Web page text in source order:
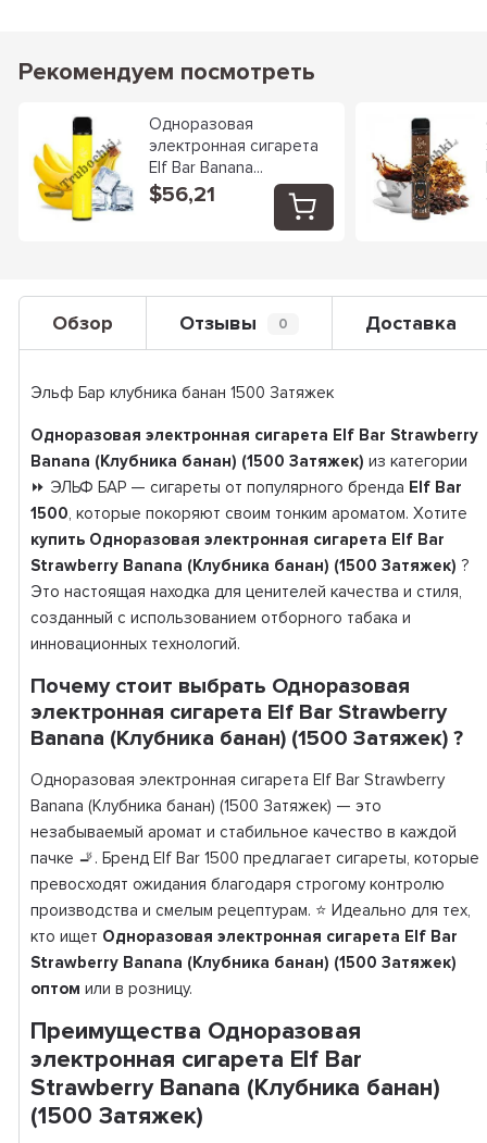
Рекомендуем посмотреть
Одноразовая
электронная сигарета
Elf Bar Banana...
$56,21
Обзор Отзывы 0 Доставка
Эльф Бар клубника банан 1500 Затяжек
Одноразовая электронная сигарета Elf Bar Strawberry
Banana (Клубника банан) (1500 Затяжек) из категории
⏩ ЭЛЬФ БАР — сигареты от популярного бренда Elf Bar
1500, которые покоряют своим тонким ароматом. Хотите
купить Одноразовая электронная сигарета Elf Bar
Strawberry Banana (Клубника банан) (1500 Затяжек) ?
Это настоящая находка для ценителей качества и стиля,
созданный с использованием отборного табака и
инновационных технологий.
Почему стоит выбрать Одноразовая
электронная сигарета Elf Bar Strawberry
Banana (Клубника банан) (1500 Затяжек) ?
Одноразовая электронная сигарета Elf Bar Strawberry
Banana (Клубника банан) (1500 Затяжек) — это
незабываемый аромат и стабильное качество в каждой
пачке 🚬. Бренд Elf Bar 1500 предлагает сигареты, которые
превосходят ожидания благодаря строгому контролю
производства и смелым рецептурам. ⭐ Идеально для тех,
кто ищет Одноразовая электронная сигарета Elf Bar
Strawberry Banana (Клубника банан) (1500 Затяжек)
оптом или в розницу.
Преимущества Одноразовая
электронная сигарета Elf Bar
Strawberry Banana (Клубника банан)
(1500 Затяжек)